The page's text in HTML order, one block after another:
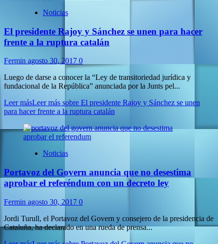
Noticias
El presidente Rajoy y Sánchez se unen para hacer
frente a la ruptura catalán
Fermin agosto 30, 2017 0
Luego de darse a conocer la “Ley de transitoriedad jurídica y
fundacional de la República” anunciada por la Junts pel...
Leer másLeer más sobre El presidente Rajoy y Sánchez se unen
para hacer frente a la ruptura catalán
Noticias
Portavoz del Govern anuncia que no desestima
aprobar el referéndum con un decreto ley
Fermin agosto 30, 2017 0
Jordi Turull, el Portavoz del Govern y consejero de la presidencia de
Cataluña, ha declarado en una rueda de prensa...